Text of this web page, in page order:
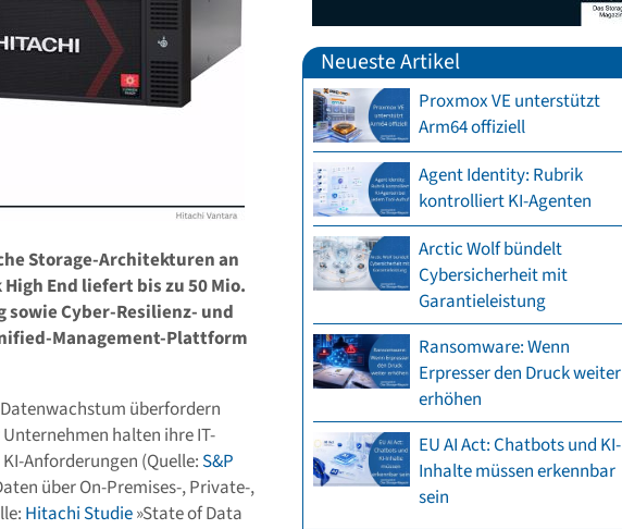
Storage-Architekturen an
End liefert bis zu 50 Mio.
sowie Cyber-Resilienz- und
Management-Plattform
überfordern
halten ihre IT-
Anforderungen (Quelle: S&P
über On-Premises-, Private-,
Hitachi Studie»State of Data
Neueste Artikel
Proxmox VE unterstützt
Arm64 offiziell
Agent Identity: Rubrik
kontrolliert KI-Agenten
Arctic Wolf bündelt
Cybersicherheit mit
Garantieleistung
Ransomware: Wenn
Erpresser den Druck weiter
erhöhen
EU AI Act: Chatbots und KI-
Inhalte müssen erkennbar
sein